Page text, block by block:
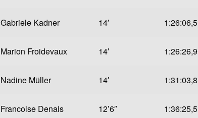
Gabriele Kadner 14′ 1:26:06,5
Marion Froidevaux 14′ 1:26:26,9
Nadine Müller 14′ 1:31:03,8
Francoise Denais 12’6″ 1:36:25,5